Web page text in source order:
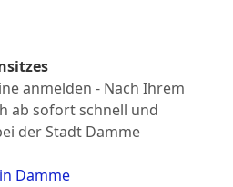
anmelden - Nach Ihrem
ab sofort schnell und
der Stadt Damme
Dienst.
Damme